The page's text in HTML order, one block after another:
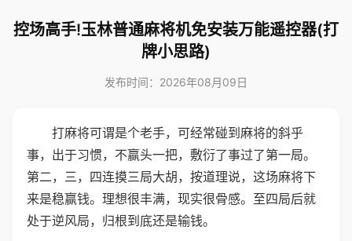
控场高手!玉林普通麻将机免安装万能遥控器(打
牌小思路)
发布时间：2026年08月09日
打麻将可谓是个老手，可经常碰到麻将的斜乎
事，出于习惯，不赢头一把，敷衍了事过了第一局。
第二，三，四连摸三局大胡，按道理说，这场麻将下
来是稳赢钱。理想很丰满，现实很骨感。至四局后就
处于逆风局，归根到底还是输钱。